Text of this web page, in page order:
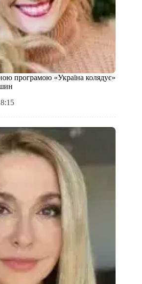
програмою «Україна колядує»